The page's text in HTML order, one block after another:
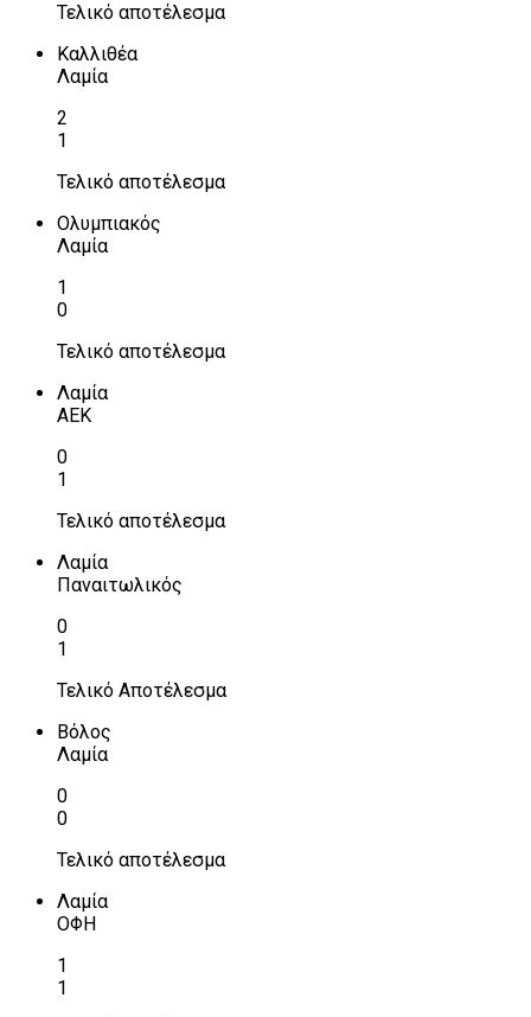
Τελικό αποτέλεσμα
Καλλιθέα
Λαμία
2
1
Τελικό αποτέλεσμα
Ολυμπιακός
Λαμία
1
0
Τελικό αποτέλεσμα
Λαμία
ΑΕΚ
0
1
Τελικό αποτέλεσμα
Λαμία
Παναιτωλικός
0
1
Τελικό Αποτέλεσμα
Βόλος
Λαμία
0
0
Τελικό αποτέλεσμα
Λαμία
ΟΦΗ
1
1